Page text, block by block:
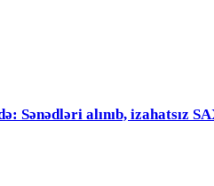
Sənədləri alınıb, izahatsız